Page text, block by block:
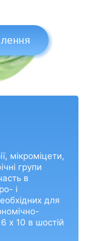
мікроміцети,
групи
в
і
для
х 10 в шостій